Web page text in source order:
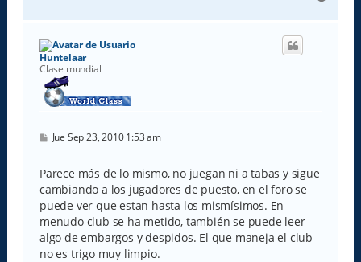
r
Huntelaar
Clase mundial
M
s
a
j
e
Jue Sep 23, 2010 1:53 am
Parece más de lo mismo, no juegan ni a tabas y sigue
cambiando a los jugadores de puesto, en el foro se
puede ver que estan hasta los mismísimos. En
menudo club se ha metido, también se puede leer
algo de embargos y despidos. El que maneja el club
no es trigo muy limpio.